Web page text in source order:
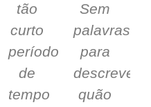
tão
curto
período
de
tempo
Sem
palavras
para
descrever
quão